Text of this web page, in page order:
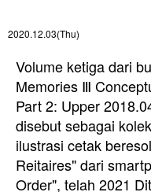
2020.12.03(Thu)
Volume ketiga dari
Memories Ⅲ
Part 2: Upper
disebut sebagai
ilustrasi cetak
Reitaires" dari
Order", telah 2021